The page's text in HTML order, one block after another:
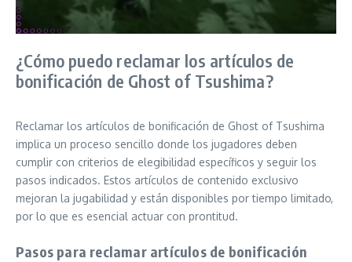
¿Cómo puedo reclamar los artículos de
bonificación de Ghost of Tsushima?
Reclamar los artículos de bonificación de Ghost of Tsushima
implica un proceso sencillo donde los jugadores deben
cumplir con criterios de elegibilidad específicos y seguir los
pasos indicados. Estos artículos de contenido exclusivo
mejoran la jugabilidad y están disponibles por tiempo limitado,
por lo que es esencial actuar con prontitud.
Pasos para reclamar artículos de bonificación